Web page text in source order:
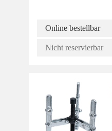
Online bestellbar
Nicht reservierbar